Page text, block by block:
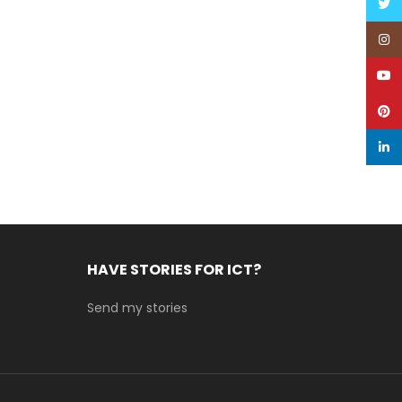
HAVE STORIES FOR ICT?
Send my stories